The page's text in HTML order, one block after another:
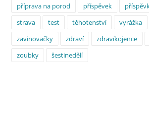
příprava na porod
příspěvek
strava
test těhotenství vyrážka
zavinovačky
zdraví zdravíkojence
zoubky
šestinedělí